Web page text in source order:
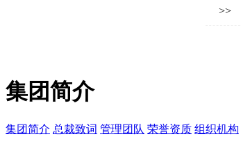
>>
集团简介
集团简介 总裁致词 管理团队 荣誉资质 组织机构